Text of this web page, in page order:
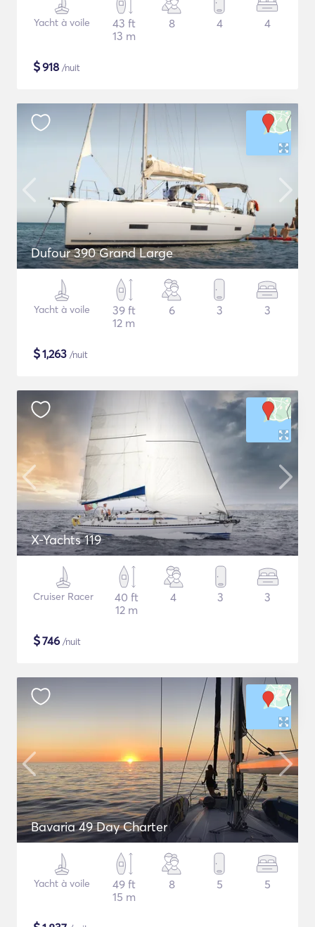
Yacht à voile
43 ft
13 m
8 4 4
$918 /nuit
Dufour 390 Grand Large
Yacht à voile
39 ft
12 m
6 3 3
$1,263 /nuit
X-Yachts 119
Cruiser Racer
40 ft
12 m
4 3 3
$746 /nuit
Bavaria 49 Day Charter
Yacht à voile
49 ft
15 m
8 5 5